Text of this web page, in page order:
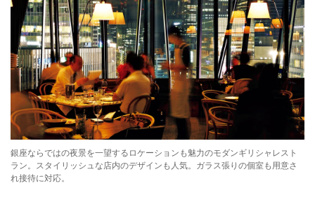
銀座ならではの夜景を一望するロケーションも魅力のモダンギリシャレスト
ラン。スタイリッシュな店内のデザインも人気。ガラス張りの個室も用意さ
れ接待に対応。